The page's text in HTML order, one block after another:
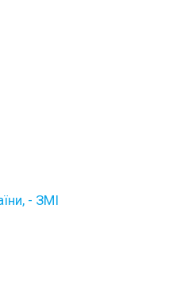
- ЗМІ